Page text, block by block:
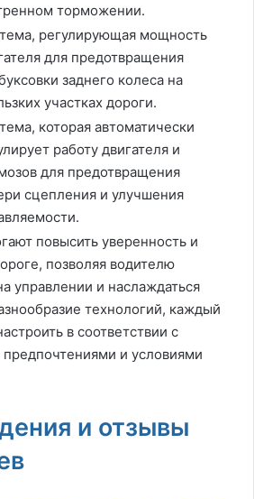
торможении.
регулирующая мощность
для предотвращения
заднего колеса на
участках дороги.
которая автоматически
работу двигателя и
для предотвращения
сцепления и улучшения
повысить уверенность и
позволяя водителю
управлении и наслаждаться
технологий, каждый
в соответствии с
и условиями
и отзывы